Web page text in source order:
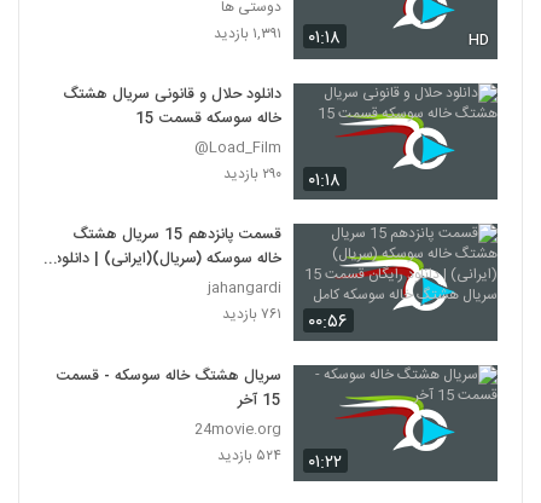
۰۱:۱۸ HD
دوستی ها
۱,۳۹۱ بازدید
۰۱:۱۸
دانلود حلال و قانونی سریال هشتگ
خاله سوسکه قسمت 15
Load_Film@
۲۹۰ بازدید
۰۰:۵۶
قسمت پانزدهم 15 سریال هشتگ
خاله سوسکه (سریال)(ایرانی) | دانلود
سوسکه کامل
jahangardi
۷۶۱ بازدید
۰۱:۲۲
سریال هشتگ خاله سوسکه - قسمت
15 آخر
24movie.org
۵۲۴ بازدید